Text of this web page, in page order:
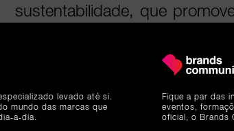
sustentabilidade, que
ano. Mas mais que uma
ganham importância, esta
momentos de reencontros e
A nossa equipa viajou até
levado até si.
mundo das marcas que
a-dia.
Fique a par das
eventos,
oficial, o Brands